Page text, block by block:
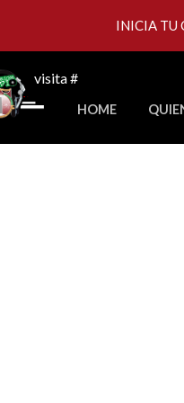
visita #
HOME
INICIA TU